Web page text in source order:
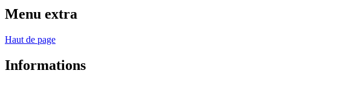
Menu extra
Haut de page
Informations